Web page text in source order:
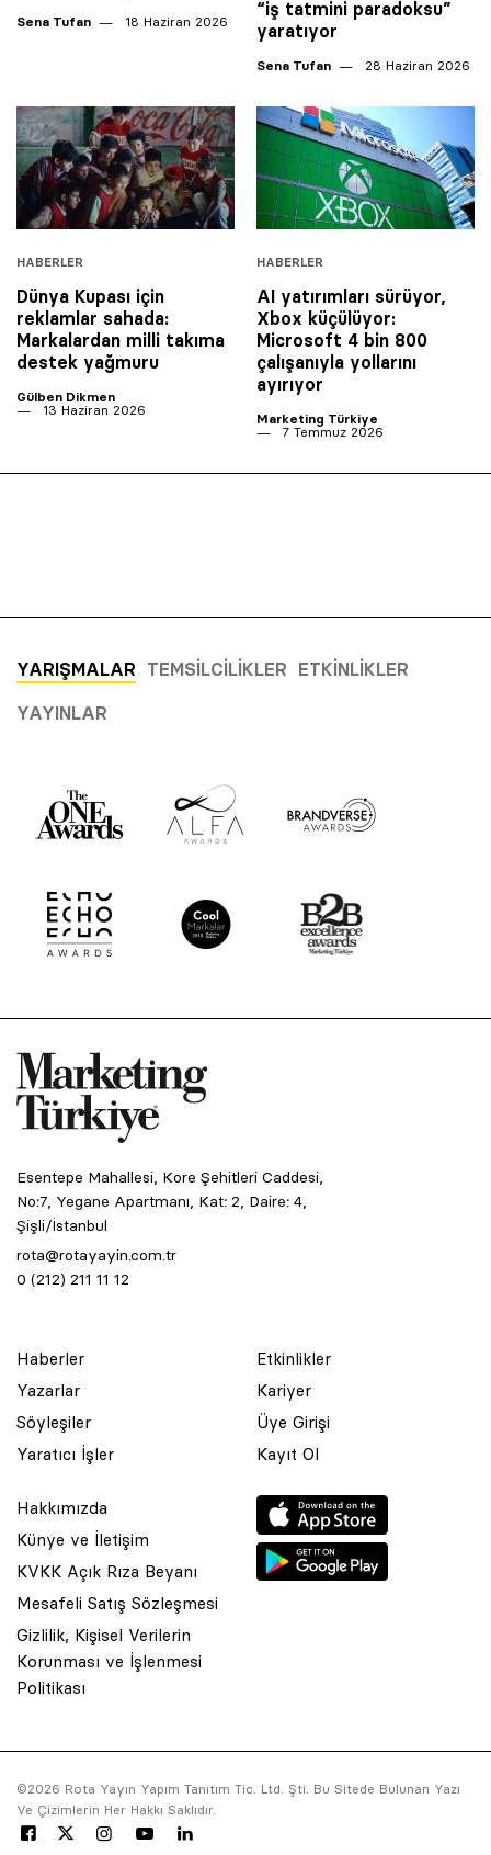
Sena Tufan 18 Haziran 2026
“iş tatmini paradoksu”
yaratıyor
Sena Tufan 28 Haziran 2026
HABERLER
Dünya Kupası için
reklamlar sahada:
Markalardan milli takıma
destek yağmuru
Gülben Dikmen
13 Haziran 2026
HABERLER
AI yatırımları sürüyor,
Xbox küçülüyor:
Microsoft 4 bin 800
çalışanıyla yollarını
ayırıyor
Marketing Türkiye
7 Temmuz 2026
YARIŞMALAR TEMSILCILIKLER ETKINLIKLER
YAYINLAR
Esentepe Mahallesi, Kore Şehitleri Caddesi,
No:7, Yegane Apartmanı, Kat: 2, Daire: 4,
Şişli/İstanbul
rota@rotayayin.com.tr
0 (212) 211 11 12
Haberler
Yazarlar
Söyleşiler
Yaratıcı İşler
Etkinlikler
Kariyer
Üye Girişi
Kayıt Ol
Hakkımızda
Künye ve İletişim
KVKK Açık Rıza Beyanı
Mesafeli Satış Sözleşmesi
Gizlilik, Kişisel Verilerin
Korunması ve İşlenmesi
Politikası
©2026 Rota Yayın Yapım Tanıtım Tic. Ltd. Şti. Bu Sitede Bulunan Yazı
Ve Çizimlerin Her Hakkı Saklıdır.
© 2001 Rota Yayın Yapım Tanıtım Tic. Ltd. Şti. Bu Sitede Bulunan
Asquared WordPress Agencytarafından tasarlanmış ve